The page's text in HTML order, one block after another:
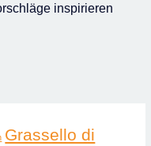
inspirieren
Grassello di